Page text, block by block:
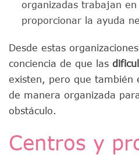
organizadas trabajan
proporcionar la ayuda
Desde estas
conciencia de que las
existen, pero que también
de manera organizada
obstáculo.
Centros y